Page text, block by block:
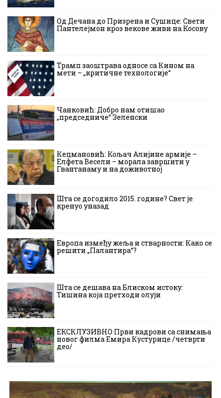
Од Дечана до Призрена и Сушице: Свети
Пантелејмон кроз векове живи на Косову
Трамп заоштрава односе са Кином на
мети – „критичне технологије“
Чанковић: Добро нам отишао
„председниче“ Зеленски
Кецмановић: Кољач Алијине армије –
Елфета Весели – морала завршити у
Гвантанаму и на доживотној
Шта се догодило 2015. године? Свет је
кренуо уназад
Европа између жеља и стварности: Како се
решити „Палантира“?
Шта се дешава на Блиском истоку:
Тишина која претходи олуји
ЕКСКЛУЗИВНО Први кадрови са снимања
новог филма Емира Кустурице /четврти
део/